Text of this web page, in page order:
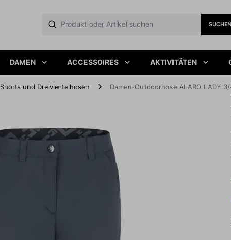
SUCHEN
DAMEN ACCESSOIRES AKTIVITÄTEN
Shorts und Dreiviertelhosen Damen-Outdoorhose ALARO LADY